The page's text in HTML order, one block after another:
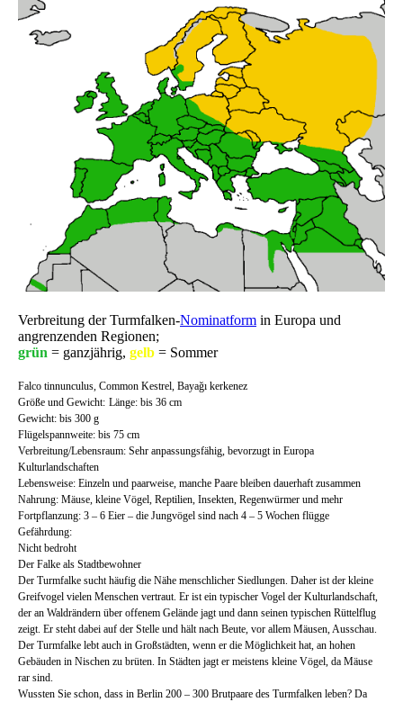
Verbreitung der Turmfalken-Nominatform in Europa und
angrenzenden Regionen;
grün = ganzjährig, gelb = Sommer
Falco tinnunculus, Common Kestrel, Bayağı kerkenez
Größe und Gewicht: Länge: bis 36 cm
Gewicht: bis 300 g
Flügelspannweite: bis 75 cm
Verbreitung/Lebensraum: Sehr anpassungsfähig, bevorzugt in Europa
Kulturlandschaften
Lebensweise: Einzeln und paarweise, manche Paare bleiben dauerhaft zusammen
Nahrung: Mäuse, kleine Vögel, Reptilien, Insekten, Regenwürmer und mehr
Fortpflanzung: 3 – 6 Eier – die Jungvögel sind nach 4 – 5 Wochen flügge
Gefährdung:
Nicht bedroht
Der Falke als Stadtbewohner
Der Turmfalke sucht häufig die Nähe menschlicher Siedlungen. Daher ist der kleine
Greifvogel vielen Menschen vertraut. Er ist ein typischer Vogel der Kulturlandschaft,
der an Waldrändern über offenem Gelände jagt und dann seinen typischen Rüttelflug
zeigt. Er steht dabei auf der Stelle und hält nach Beute, vor allem Mäusen, Ausschau.
Der Turmfalke lebt auch in Großstädten, wenn er die Möglichkeit hat, an hohen
Gebäuden in Nischen zu brüten. In Städten jagt er meistens kleine Vögel, da Mäuse
rar sind.
Wussten Sie schon, dass in Berlin 200 – 300 Brutpaare des Turmfalken leben? Da